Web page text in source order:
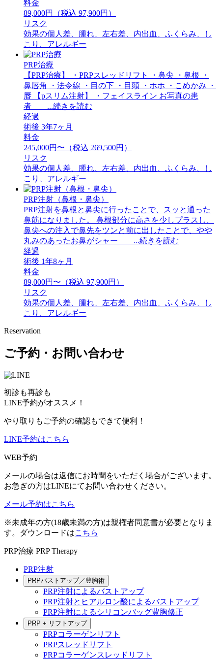
料金
89,000円（税込 97,900円）
リスク
効果の個人差、腫れ、左右差、内出血、ふくらみ、し
こり、アレルギー
PRP治療
【PRP治療】 ・PRPスレッドリフト ・鼻尖 ・鼻根 ・
鼻唇角 ・法令線 ・目の下 ・目頭 ・ホホ ・こめかみ ・
唇 【pスリム注射】 ・フェイスライン お写真の患
者 ...続きを読む
経過
術後 3年7ヶ月
料金
245,000円〜（税込 269,500円）
リスク
効果の個人差、腫れ、左右差、内出血、ふくらみ、し
こり、アレルギー
PRP注射（鼻根・鼻尖）
PRP注射を鼻根と鼻尖に行ったことで、スッと通った
鼻筋になりました。 鼻根部分に高さを少しプラスし、
鼻尖への注入で鼻先をツンと前に出したことで、やや
丸みのあったお鼻がシャー ...続きを読む
経過
術後 1年8ヶ月
料金
89,000円〜（税込 97,900円）
リスク
効果の個人差、腫れ、左右差、内出血、ふくらみ、し
こり、アレルギー
Reservation
ご予約・お問い合わせ
初診も再診も
LINE予約がオススメ！
やり取りもご予約の確認もできて便利！
LINE予約はこちら
WEB予約
メールの場合は返信にお時間をいただく場合がございます。
お急ぎの方はLINEにてお問い合わせください。
メール予約はこちら
※未成年の方(18歳未満の方)は親権者同意書が必要となりま
す。ダウンロードはこちら
PRP治療 PRP Therapy
PRP注射
PRPバストアップ／豊胸術
PRP注射によるバストアップ
PRP注射とヒアルロン酸によるバストアップ
PRP注射によるシリコンバッグ豊胸修正
PRP + リフトアップ
PRPコラーゲンリフト
PRPスレッドリフト
PRPコラーゲンスレッドリフト